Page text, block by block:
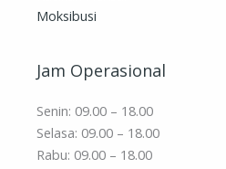
Moksibusi
Jam Operasional
Senin: 09.00 – 18.00
Selasa: 09.00 – 18.00
Rabu: 09.00 – 18.00